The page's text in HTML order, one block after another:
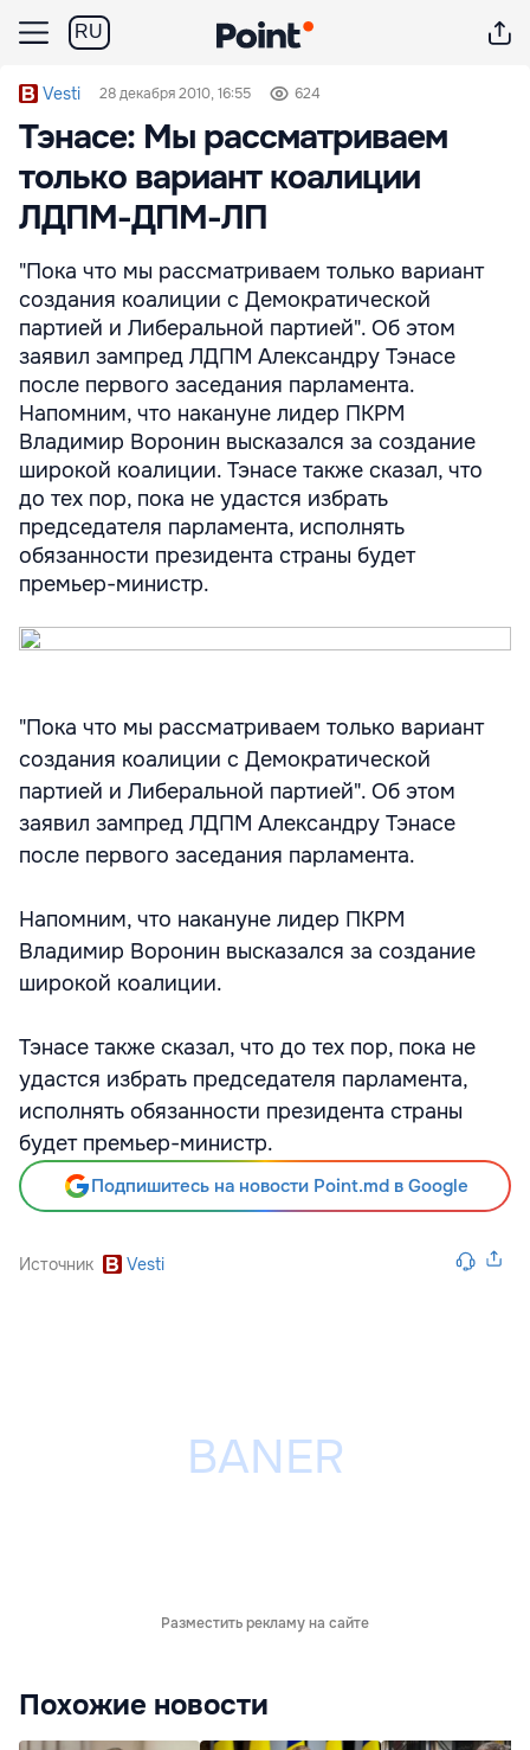
RU
Vesti 28 декабря 2010, 16:55 624
Тэнасе: Мы рассматриваем
только вариант коалиции
ЛДПМ-ДПМ-ЛП
"Пока что мы рассматриваем только вариант
создания коалиции с Демократической
партией и Либеральной партией". Об этом
заявил зампред ЛДПМ Александру Тэнасе
после первого заседания парламента.
Напомним, что накануне лидер ПКРМ
Владимир Воронин высказался за создание
широкой коалиции. Тэнасе также сказал, что
до тех пор, пока не удастся избрать
председателя парламента, исполнять
обязанности президента страны будет
премьер-министр.
"Пока что мы рассматриваем только вариант
создания коалиции с Демократической
партией и Либеральной партией". Об этом
заявил зампред ЛДПМ Александру Тэнасе
после первого заседания парламента.
Напомним, что накануне лидер ПКРМ
Владимир Воронин высказался за создание
широкой коалиции.
Тэнасе также сказал, что до тех пор, пока не
удастся избрать председателя парламента,
исполнять обязанности президента страны
будет премьер-министр.
Подпишитесь на новости Point.md в Google
Источник Vesti
Разместить рекламу на сайте
Похожие новости